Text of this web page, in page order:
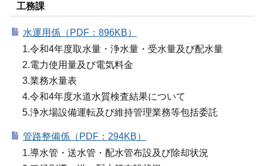
工務課
水運用係（PDF：896KB）
1.令和4年度取水量・浄水量・受水量及び配水量
2.電力使用量及び電気料金
3.業務水量表
4.令和4年度水道水質検査結果について
5.浄水場設備運転及び維持管理業務等包括委託
管路整備係（PDF：294KB）
1.導水管・送水管・配水管布設及び除却状況